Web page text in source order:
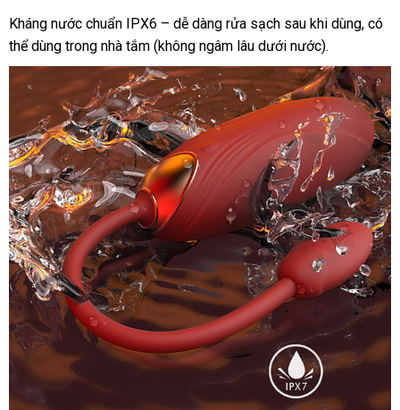
Trứng
rung
Viotec
Violet
Pro
điều
khiển
thông
minh
qua
app
điện
thoại
Kháng nước chuẩn IPX6 – dễ dàng rửa sạch sau khi dùngđặt
, ăn
có
thể dùng trong nhà tắm (không ngâm lâu dưới nước).